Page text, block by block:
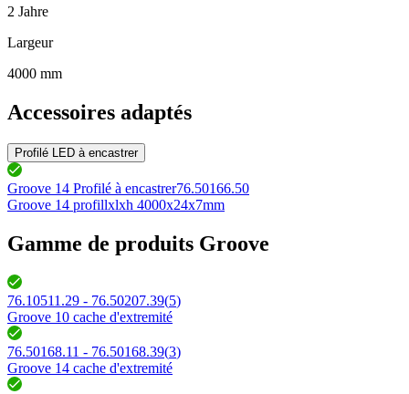
2 Jahre
Largeur
4000 mm
Accessoires adaptés
Profilé LED à encastrer
Groove 14 Profilé à encastrer76.50166.50
Groove 14 profillxlxh 4000x24x7mm
Gamme de produits Groove
76.10511.29 - 76.50207.39(5)
Groove 10 cache d'extremité
76.50168.11 - 76.50168.39(3)
Groove 14 cache d'extremité